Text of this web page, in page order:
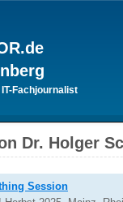
Fachjournalist
Dr. Holger
Session